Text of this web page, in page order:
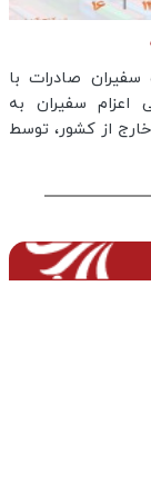
سفیران صادرات با
سفیران به
های خارج از کشور، توسط